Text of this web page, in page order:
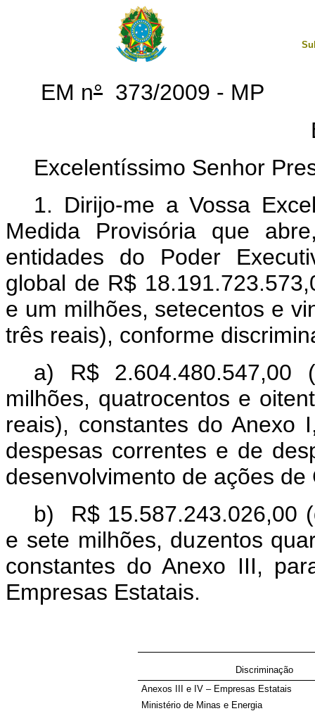
EM n° 373/2009 - MP
Excelentíssimo Senhor
1. Dirijo-me a Vossa
Medida Provisória que
entidades do Poder
global de R$
e um milhões, setecentos e
três reais), conforme
a) R$ 2.604.480.547,00
milhões, quatrocentos e
reais), constantes do
despesas correntes e de
desenvolvimento de ações
b) R$ 15.587.243.026,00
e sete milhões, duzentos
constantes do Anexo III,
Empresas
Discriminação
Anexos III e IV – Empresas Estatais
Ministério de Minas e Energia